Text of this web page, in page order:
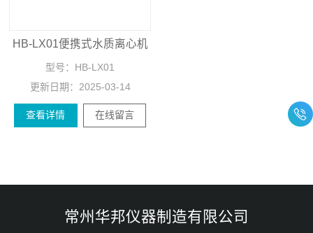
HB-LX01便携式水质离心机
型号： HB-LX01
更新日期： 2025-03-14
查看详情 在线留言
常州华邦仪器制造有限公司